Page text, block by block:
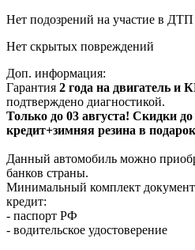
Нет подозрений на участие в ДТП
Нет скрытых повреждений
Доп. информация:
Гарантия 2 года на двигатель и
подтверждено диагностикой.
Только до 03 августа! Скидки
кредит+зимняя резина в
Данный автомобиль можно
банков страны.
Минимальный комплект
кредит:
- паспорт РФ
- водительское удостоверение